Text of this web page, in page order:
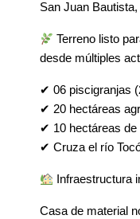
San Juan
Terreno listo
desde múltiples
✔ 06 piscigranjas
✔ 20 hectáreas
✔ 10 hectáreas de
✔ Cruza el río
Infraestructura
Casa de material